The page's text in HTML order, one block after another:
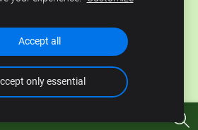
- lengviausia svetainių kūrimo
priemone.
Accept all
only essential